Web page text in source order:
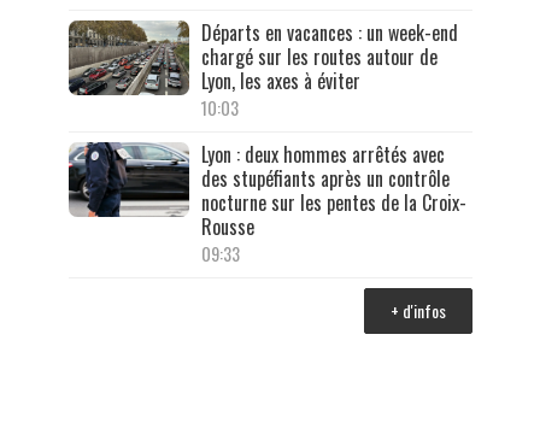
Départs en vacances : un week-end
chargé sur les routes autour de
Lyon, les axes à éviter
10:03
Lyon : deux hommes arrêtés avec
des stupéfiants après un contrôle
nocturne sur les pentes de la Croix-
Rousse
09:33
+ d'infos